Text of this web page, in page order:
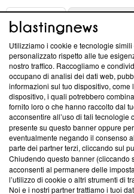
ABOUT
Questa sezione offre
News, sui nostri processi
creare news di qualità. Inoltre,
‘Trust Project - News with
ancora membro del
parte; Trust Project non ha
conformità agli standard.
Su di noi
Team editoriale
Utilizziamo i cookie e tecnologie
personalizzato rispetto alle tue
nostro traffico. Raccogliamo e
occupano di analisi dei dati web,
informazioni sul tuo dispositivo, come
dispositivo, i quali potrebbero
fornito loro o che hanno raccolto dal
acconsentire all’uso di tali tecnologie
presente su questo banner oppure
eventualmente negando il consenso
parte dei partner terzi, cliccando sul
Chiudendo questo banner (cliccando
acconsenti al permanere delle
l’utilizzo di cookie o altri strumenti di
Noi e i nostri partner trattiamo i tuoi